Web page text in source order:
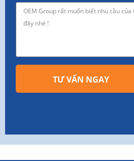
TƯ VẤN NGAY